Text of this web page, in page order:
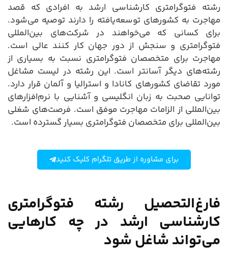
رشته فتوگرامتری کارشناسی ارشد به افرادی که قصد
مهاجرت به کشورهای توسعه‌یافته را دارند توصیه می‌شود.
برای کسانی که می‌خواهند در شرکت‌های بین‌المللی
فتوگرامتری و سنجش از دور جهان کار کنند عالی است.
مهاجرت برای متخصصان فتوگرامتری نسبت به بسیاری از
رشته‌های دیگر آسانتر است. این رشته در لیست مشاغل
مورد تقاضای کشورهای کانادا و استرالیا و آلمان قرار دارد.
توانایی صحبت به زبان انگلیسی و آشنایی با نرم‌افزارهای
بین‌المللی از الزامات مهاجرت موفق است. فرصت‌های شغلی
بین‌المللی برای متخصصان فتوگرامتری بسیار گسترده است.
برای مشاوره از طریق تلگرام کلیک کنید
فارغ‌التحصیل رشته فتوگرامتری
کارشناسی ارشد در چه کارهایی
می‌تواند شاغل شود